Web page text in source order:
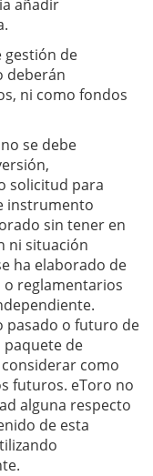
añadir
gestión de
deberán
ni como fondos
se debe
solicitud para
instrumento
sin tener en
ni situación
ha elaborado de
reglamentarios
pasado o futuro de
de
como
futuros. eToro no
alguna respecto
de esta